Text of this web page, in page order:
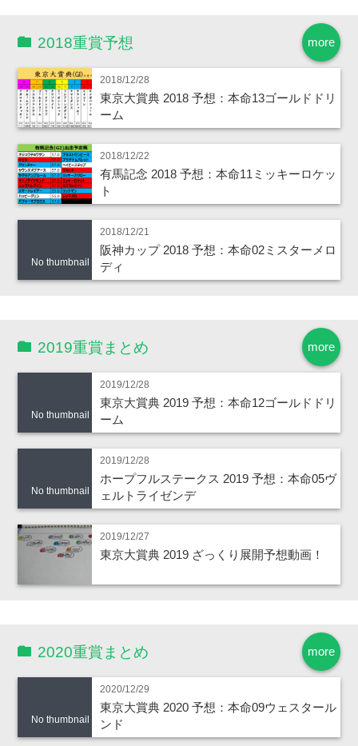
more
2018重賞予想
2018/12/28
東京大賞典 2018 予想：本命13ゴールドドリ
ーム
2018/12/22
有馬記念 2018 予想：本命11ミッキーロケッ
ト
No thumbnail
2018/12/21
阪神カップ 2018 予想：本命02ミスターメロ
ディ
more
2019重賞まとめ
No thumbnail
2019/12/28
東京大賞典 2019 予想：本命12ゴールドドリ
ーム
No thumbnail
2019/12/28
ホープフルステークス 2019 予想：本命05ヴ
ェルトライゼンデ
2019/12/27
東京大賞典 2019 ざっくり展開予想動画！
more
2020重賞まとめ
No thumbnail
2020/12/29
東京大賞典 2020 予想：本命09ウェスタール
ンド